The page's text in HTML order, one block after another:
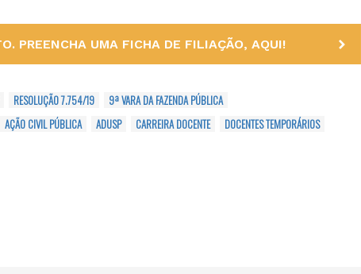
PREENCHA UMA FICHA DE FILIAÇÃO, AQUI!
RESOLUÇÃO 7.754/19
9ª VARA DA FAZENDA PÚBLICA
AÇÃO CIVIL PÚBLICA ADUSP CARREIRA DOCENTE
DOCENTES TEMPORÁRIOS